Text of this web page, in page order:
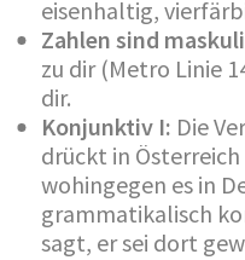
eisenhaltig,
Zahlen sind
zu dir (Metro Linie
dir.
Konjunktiv I: Die
drückt in Österreich
wohingegen es in
grammatikalisch
sagt, er sei dort